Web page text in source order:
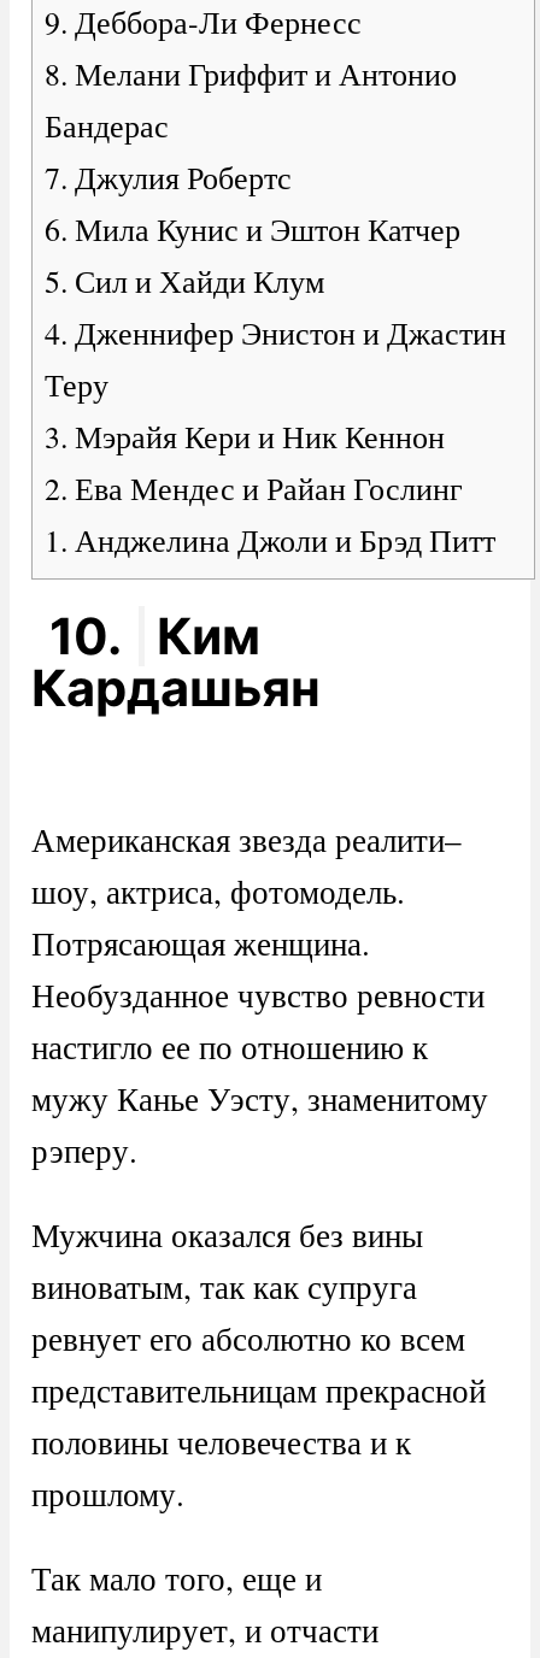
9. Деббора-Ли Фернесс
8. Мелани Гриффит и Антонио
Бандерас
7. Джулия Робертс
6. Мила Кунис и Эштон Катчер
5. Сил и Хайди Клум
4. Дженнифер Энистон и Джастин
Теру
3. Мэрайя Кери и Ник Кеннон
2. Ева Мендес и Райан Гослинг
1. Анджелина Джоли и Брэд Питт
10.
Ким
Кардашьян
Американская звезда реалити–
шоу, актриса, фотомодель.
Потрясающая женщина.
Необузданное чувство ревности
настигло ее по отношению к
мужу Канье Уэсту, знаменитому
рэперу.
Мужчина оказался без вины
виноватым, так как супруга
ревнует его абсолютно ко всем
представительницам прекрасной
половины человечества и к
прошлому.
Так мало того, еще и
манипулирует, и отчасти